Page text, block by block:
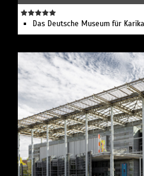
Das Deutsche Museum für